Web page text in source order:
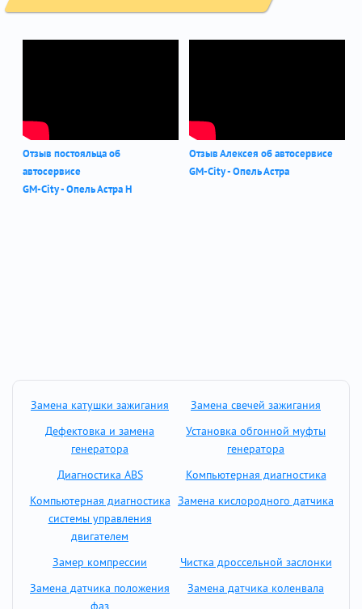
Отзыв постояльца об
автосервисе
GM-City - Опель Астра Н
Отзыв Алексея об автосервисе
GM-City - Опель Астра
Замена катушки зажигания
Замена свечей зажигания
Дефектовка и замена
генератора
Установка обгонной муфты
генератора
Диагностика ABS
Компьютерная диагностика
Компьютерная диагностика
системы управления
двигателем
Замена кислородного датчика
Замер компрессии
Чистка дроссельной заслонки
Замена датчика положения
фаз
Замена датчика коленвала